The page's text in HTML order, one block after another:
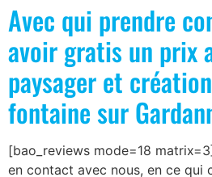
Avec qui prendre
avoir gratis un prix
paysager et
fontaine sur
[bao_reviews mode=18
en contact avec nous, en ce qui